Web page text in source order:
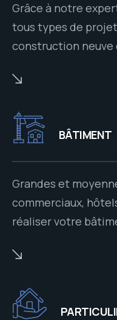
Grâce à notre
tous types de
construction neuve
BÂTIMENT
Grandes et
commerciaux,
réaliser votre